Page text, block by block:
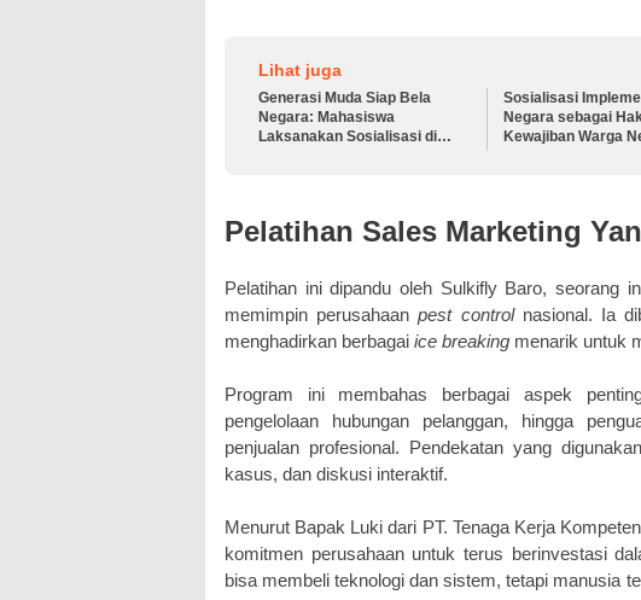
Lihat juga
Generasi Muda Siap Bela
Negara: Mahasiswa
Laksanakan Sosialisasi di
Sosialisasi
Negara sebagai
Kewajiban Warga
Pelatihan Sales Marketing
Pelatihan ini dipandu oleh Sulkifly Baro, seorang
memimpin perusahaanpest controlnasional. Ia
menghadirkan berbagai ice breaking menarik untuk
Program ini membahas berbagai aspek
pengelolaan hubungan pelanggan, hingga
penjualan profesional. Pendekatan yang
kasus, dan diskusi interaktif.
Menurut Bapak Luki dari PT. Tenaga Kerja
komitmen perusahaan untuk terus berinvestasi
bisa membeli teknologi dan sistem, tetapi manusia